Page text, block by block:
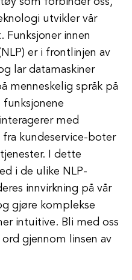
utvikler vår
Funksjoner innen
er i frontlinjen av
lar datamaskiner
menneskelig språk på
funksjonene
med
kundeservice-boter
I dette
i de ulike NLP-
innvirkning på vår
gjøre komplekse
intuitive. Bli med oss
gjennom linsen av